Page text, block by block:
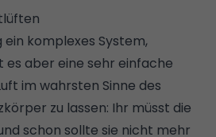
ein komplexes System,
aber eine sehr einfache
im wahrsten Sinne des
zu lassen: Ihr müsst die
schon sollte sie nicht mehr